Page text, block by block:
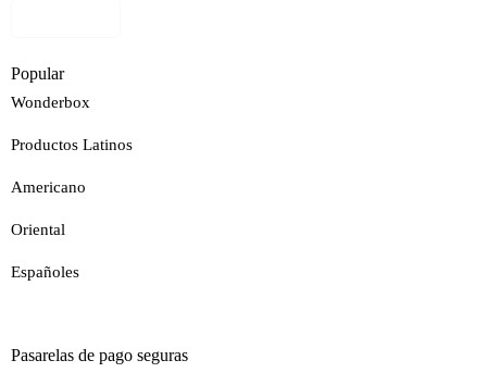
Popular
Wonderbox
Productos Latinos
Americano
Oriental
Españoles
Pasarelas de pago seguras